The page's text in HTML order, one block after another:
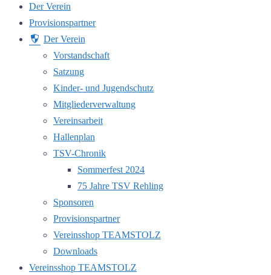
Der Verein
Provisionspartner
Der Verein
Vorstandschaft
Satzung
Kinder- und Jugendschutz
Mitgliederverwaltung
Vereinsarbeit
Hallenplan
TSV-Chronik
Sommerfest 2024
75 Jahre TSV Rehling
Sponsoren
Provisionspartner
Vereinsshop TEAMSTOLZ
Downloads
Vereinsshop TEAMSTOLZ